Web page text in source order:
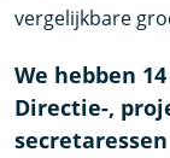
vergelijkbare
We hebben
Directie-,
secretaressen